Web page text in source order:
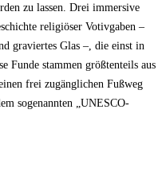
zu lassen. Drei immersive
religiöser Votivgaben –
graviertes Glas –, die einst in
Funde stammen größtenteils aus
frei zugänglichen Fußweg
sogenannten „UNESCO-